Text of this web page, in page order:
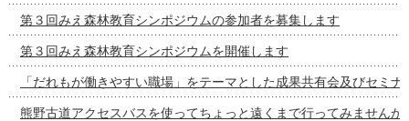
第３回みえ森林教育シンポジウムの参加者を募集します
第３回みえ森林教育シンポジウムを開催します
「だれもが働きやすい職場」をテーマとした成果共有会及びセミ
熊野古道アクセスバスを使ってちょっと遠くまで行ってみませんか